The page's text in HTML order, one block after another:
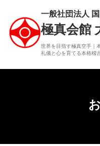
一般社団法人
極真会館
世界を目指す極真空手｜
礼儀と心を育てる本格稽